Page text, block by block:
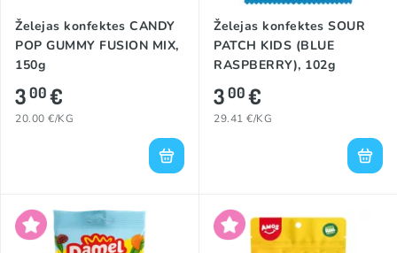
Želejas konfektes CANDY
POP GUMMY FUSION MIX,
150g
300€
20.00 €/KG
Želejas konfektes SOUR
PATCH KIDS (BLUE
RASPBERRY), 102g
300€
29.41 €/KG